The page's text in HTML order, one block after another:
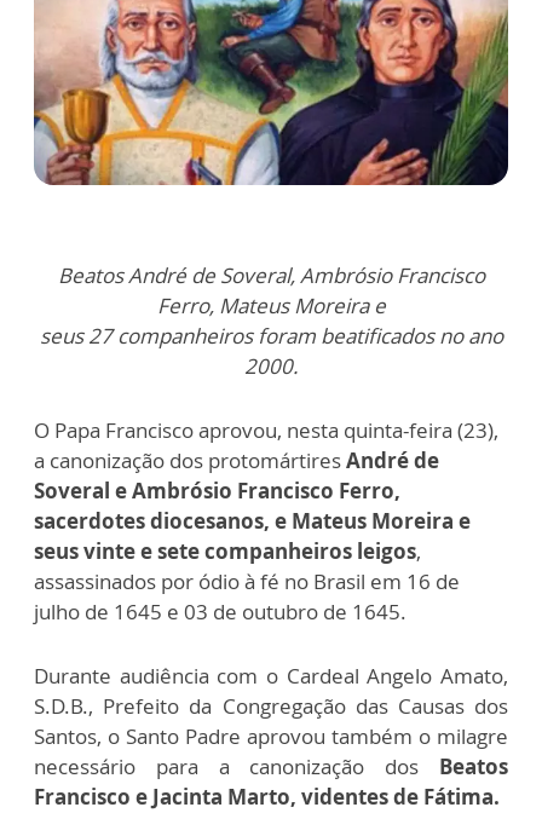
Beatos André de Soveral, Ambrósio Francisco
Ferro, Mateus Moreira e
seus 27 companheiros foram beatificados no ano
2000.
O Papa Francisco aprovou, nesta quinta-feira (23),
a canonização dos protomártiresAndré de
Soveral e Ambrósio Francisco Ferro,
sacerdotes diocesanos, e Mateus Moreira e
seus vinte e sete companheiros leigos,
assassinados por ódio à fé no Brasil em 16 de
julho de 1645 e 03 de outubro de 1645.
Durante audiência com o Cardeal Angelo Amato,
S.D.B., Prefeito da Congregação das Causas dos
Santos, o Santo Padre aprovou também o milagre
necessário para a canonização dos Beatos
Francisco e Jacinta Marto, videntes de Fátima.